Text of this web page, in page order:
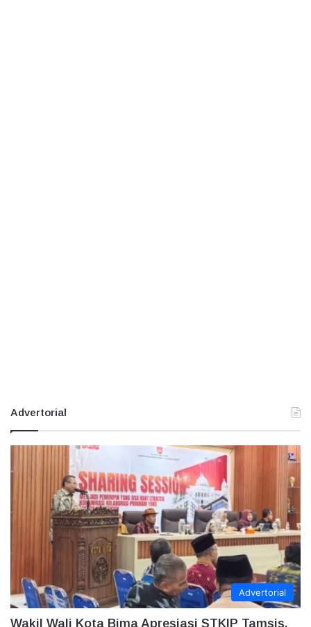
Advertorial
Advertorial
Wakil Wali Kota Bima Apresiasi STKIP Tamsis,